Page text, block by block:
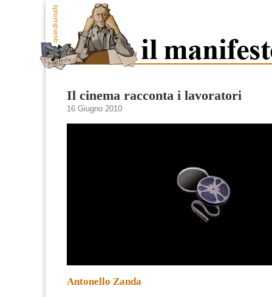
Il cinema racconta i lavoratori
16 Giugno 2010
Antonello Zanda